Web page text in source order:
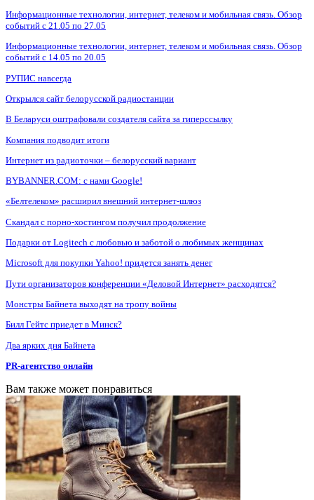
Информационные технологии, интернет, телеком и мобильная связь. Обзор
событий с 21.05 по 27.05
Информационные технологии, интернет, телеком и мобильная связь. Обзор
событий с 14.05 по 20.05
РУПИС навсегда
Открылся сайт белорусской радиостанции
В Беларуси оштрафовали создателя сайта за гиперссылку
Компания подводит итоги
Интернет из радиоточки – белорусский вариант
BYBANNER.COM: c нами Google!
«Белтелеком» расширил внешний интернет-шлюз
Скандал с порно-хостингом получил продолжение
Подарки от Logitech с любовью и заботой о любимых женщинах
Microsoft для покупки Yahoo! придется занять денег
Пути организаторов конференции «Деловой Интернет» расходятся?
Монстры Байнета выходят на тропу войны
Билл Гейтс приедет в Минск?
Два ярких дня Байнета
PR-агентство онлайн
Вам также может понравиться